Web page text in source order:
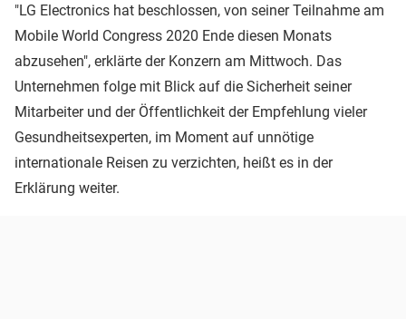
"LG Electronics hat beschlossen, von seiner Teilnahme am
Mobile World Congress 2020 Ende diesen Monats
abzusehen", erklärte der Konzern am Mittwoch. Das
Unternehmen folge mit Blick auf die Sicherheit seiner
Mitarbeiter und der Öffentlichkeit der Empfehlung vieler
Gesundheitsexperten, im Moment auf unnötige
internationale Reisen zu verzichten, heißt es in der
Erklärung weiter.